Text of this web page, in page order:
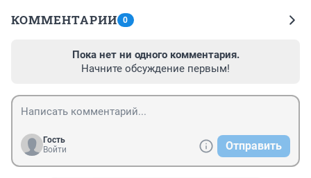
КОММЕНТАРИИ 0
Пока нет ни одного комментария.
Начните обсуждение первым!
Гость
Войти
Отправить